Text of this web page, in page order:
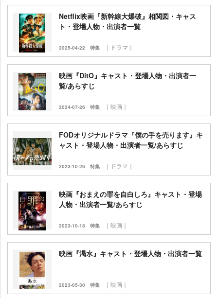
Netflix映画『新幹線大爆破』相関図・キャス
ト・登場人物・出演者一覧
2025-04-22 特集 ｜ドラマ｜
映画『DitO』キャスト・登場人物・出演者一
覧/あらすじ
2024-07-26 特集 ｜映画｜
FODオリジナルドラマ『僕の手を売ります』キ
ャスト・登場人物・出演者一覧/あらすじ
2023-10-26 特集 ｜ドラマ｜
映画『おまえの罪を自白しろ』キャスト・登場
人物・出演者一覧/あらすじ
2023-10-18 特集 ｜映画｜
映画『渇水』キャスト・登場人物・出演者一覧
2023-05-30 特集 ｜映画｜